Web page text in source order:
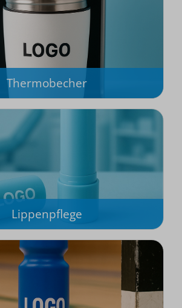
Thermobecher
Lippenpflege